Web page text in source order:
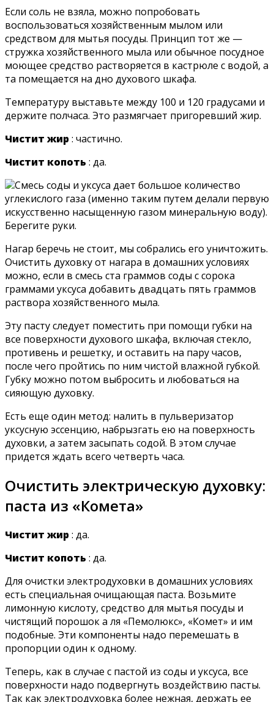
Если соль не взяла, можно попробовать
воспользоваться хозяйственным мылом или
средством для мытья посуды. Принцип тот же —
стружка хозяйственного мыла или обычное посудное
моющее средство растворяется в кастрюле с водой, а
та помещается на дно духового шкафа.
Температуру выставьте между 100 и 120 градусами и
держите полчаса. Это размягчает пригоревший жир.
Чистит жир : частично.
Чистит копоть : да.
Смесь соды и уксуса дает большое количество
углекислого газа (именно таким путем делали первую
искусственно насыщенную газом минеральную воду).
Берегите руки.
Нагар беречь не стоит, мы собрались его уничтожить.
Очистить духовку от нагара в домашних условиях
можно, если в смесь ста граммов соды с сорока
граммами уксуса добавить двадцать пять граммов
раствора хозяйственного мыла.
Эту пасту следует поместить при помощи губки на
все поверхности духового шкафа, включая стекло,
противень и решетку, и оставить на пару часов,
после чего пройтись по ним чистой влажной губкой.
Губку можно потом выбросить и любоваться на
сияющую духовку.
Есть еще один метод: налить в пульверизатор
уксусную эссенцию, набрызгать ею на поверхность
духовки, а затем засыпать содой. В этом случае
придется ждать всего четверть часа.
Очистить электрическую духовку:
паста из «Комета»
Чистит жир : да.
Чистит копоть : да.
Для очистки электродуховки в домашних условиях
есть специальная очищающая паста. Возьмите
лимонную кислоту, средство для мытья посуды и
чистящий порошок а ля «Пемолюкс», «Комет» и им
подобные. Эти компоненты надо перемешать в
пропорции один к одному.
Теперь, как в случае с пастой из соды и уксуса, все
поверхности надо подвергнуть воздействию пасты.
Так как электродуховка более нежная, держать ее